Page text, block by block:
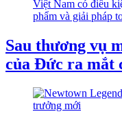
Sau thương vụ
của Đức ra mắt